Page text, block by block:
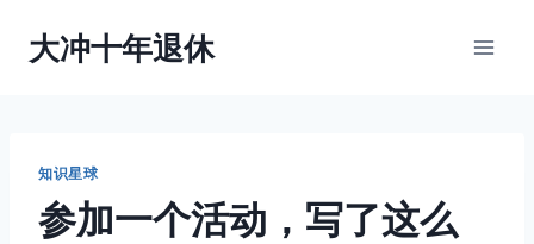
大冲十年退休
知识星球
参加一个活动，写了这么